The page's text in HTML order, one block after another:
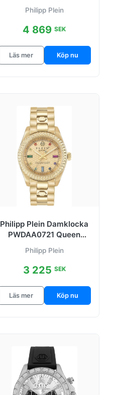
Philipp Plein
4 869SEK
Läs mer Köp nu
Philipp Plein Damklocka
PWDAA0721 Queen
stål
Philipp Plein
3 225 SEK
Läs mer Köp nu